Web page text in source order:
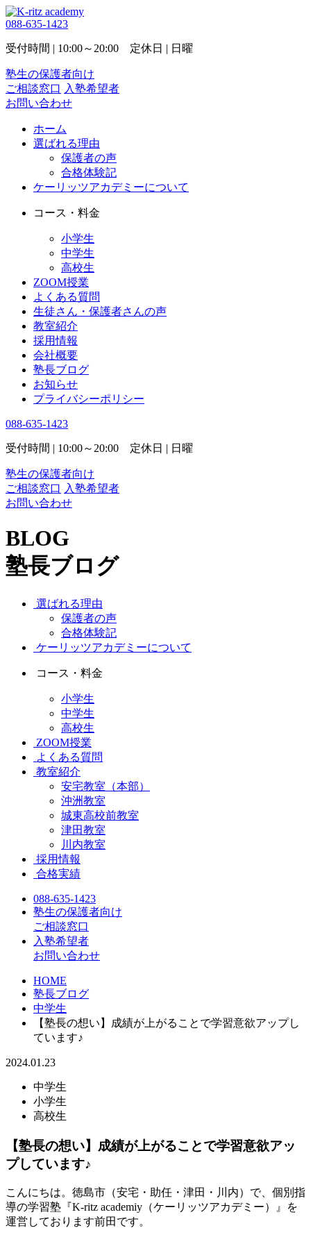
088-635-1423
受付時間 | 10:00～20:00 定休日 | 日曜
塾生の保護者向け
ご相談窓口 入塾希望者
お問い合わせ
ホーム
選ばれる理由
保護者の声
合格体験記
ケーリッツアカデミーについて
コース・料金
小学生
中学生
高校生
ZOOM授業
よくある質問
生徒さん・保護者さんの声
教室紹介
採用情報
会社概要
塾長ブログ
お知らせ
プライバシーポリシー
088-635-1423
受付時間 | 10:00～20:00 定休日 | 日曜
塾生の保護者向け
ご相談窓口 入塾希望者
お問い合わせ
BLOG
塾長ブログ
選ばれる理由
保護者の声
合格体験記
ケーリッツアカデミーについて
コース・料金
小学生
中学生
高校生
ZOOM授業
よくある質問
教室紹介
安宅教室（本部）
沖洲教室
城東高校前教室
津田教室
川内教室
採用情報
合格実績
088-635-1423
塾生の保護者向け
ご相談窓口
入塾希望者
お問い合わせ
HOME
塾長ブログ
中学生
【塾長の想い】成績が上がることで学習意欲アップし
ています♪
2024.01.23
中学生
小学生
高校生
【塾長の想い】成績が上がることで学習意欲アッ
プしています♪
こんにちは。徳島市（安宅・助任・津田・川内）で、個別指
導の学習塾『K-ritz academiy（ケーリッツアカデミー）』を
運営しております前田です。